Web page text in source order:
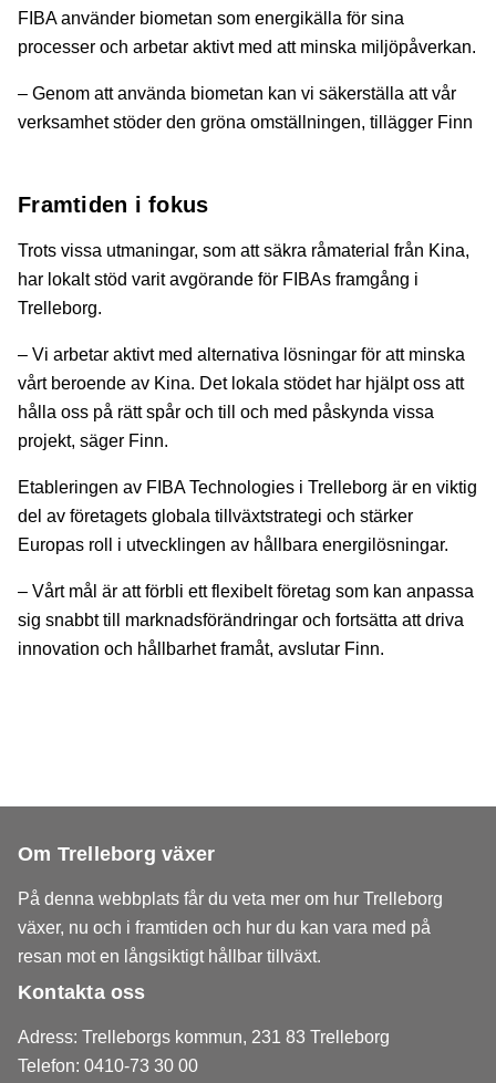
FIBA använder biometan som energikälla för sina
processer och arbetar aktivt med att minska miljöpåverkan.
– Genom att använda biometan kan vi säkerställa att vår
verksamhet stöder den gröna omställningen, tillägger Finn
Framtiden i fokus
Trots vissa utmaningar, som att säkra råmaterial från Kina,
har lokalt stöd varit avgörande för FIBAs framgång i
Trelleborg.
– Vi arbetar aktivt med alternativa lösningar för att minska
vårt beroende av Kina. Det lokala stödet har hjälpt oss att
hålla oss på rätt spår och till och med påskynda vissa
projekt, säger Finn.
Etableringen av FIBA Technologies i Trelleborg är en viktig
del av företagets globala tillväxtstrategi och stärker
Europas roll i utvecklingen av hållbara energilösningar.
– Vårt mål är att förbli ett flexibelt företag som kan anpassa
sig snabbt till marknadsförändringar och fortsätta att driva
innovation och hållbarhet framåt, avslutar Finn.
Om Trelleborg växer
På denna webbplats får du veta mer om hur Trelleborg
växer, nu och i framtiden och hur du kan vara med på
resan mot en långsiktigt hållbar tillväxt.
Kontakta oss
Adress: Trelleborgs kommun, 231 83 Trelleborg
Telefon: 0410-73 30 00